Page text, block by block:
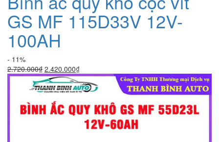
GS MF 115D33V 12V-
100AH
- 11%
2.720.000₫ Giá
gốc
là:
2.420.000₫Giá
hiện
tại
2.420.000₫.